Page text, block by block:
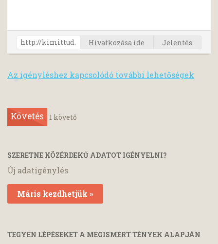
Hivatkozása ide Jelentés
Az igényléshez kapcsolódó további lehetőségek
Követés 1 követő
SZERETNE KÖZÉRDEKŰ ADATOT IGÉNYELNI?
Új adatigénylés
Máris kezdhetjük »
TEGYEN LÉPÉSEKET A MEGISMERT TÉNYEK ALAPJÁN